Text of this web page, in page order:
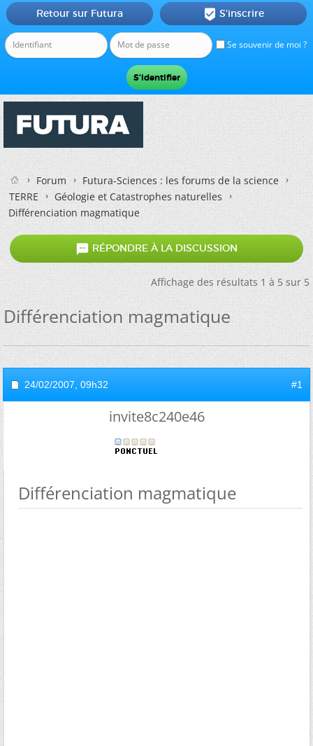
Se souvenir de moi ?
Retour sur Futura  S'inscrire
Forum
Futura-Sciences : les forums de la science
TERRE
Géologie et Catastrophes naturelles
Différenciation magmatique
 RÉPONDRE À LA DISCUSSION
Affichage des résultats 1 à 5 sur 5
Différenciation magmatique
24/02/2007, 09h32 #1
invite8c240e46
Différenciation magmatique